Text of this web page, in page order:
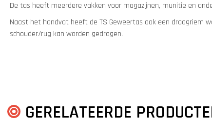
De tas heeft meerdere vakken voor magazijnen, munitie en
Naast het handvat heeft de TS Geweertas ook een draagriem
schouder/rug kan worden gedragen.
GERELATEERDE